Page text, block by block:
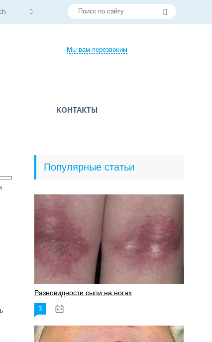
Мы вам перезвоним
КОНТАКТЫ
Популярные статьи
Разновидности сыпи на ногах
3